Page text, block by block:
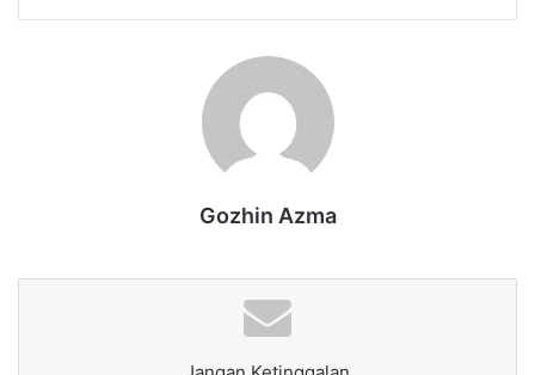
Gozhin Azma